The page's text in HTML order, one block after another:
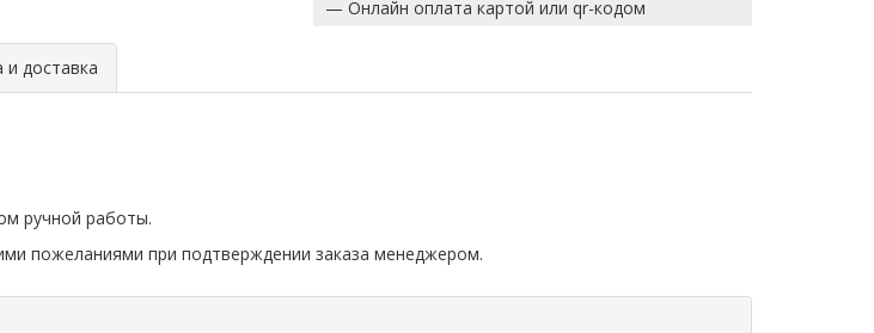
— Онлайн оплата картой или qr-кодом
и доставка
ручной работы.
пожеланиями при подтверждении заказа менеджером.